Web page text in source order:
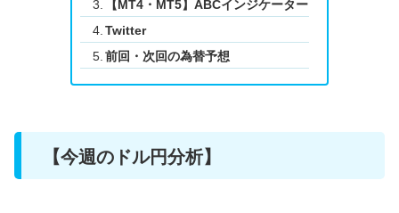
【MT4・MT5】ABCインジケーター
Twitter
前回・次回の為替予想
【今週のドル円分析】